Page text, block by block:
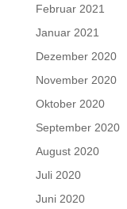
Februar 2021
Januar 2021
Dezember 2020
November 2020
Oktober 2020
September 2020
August 2020
Juli 2020
Juni 2020